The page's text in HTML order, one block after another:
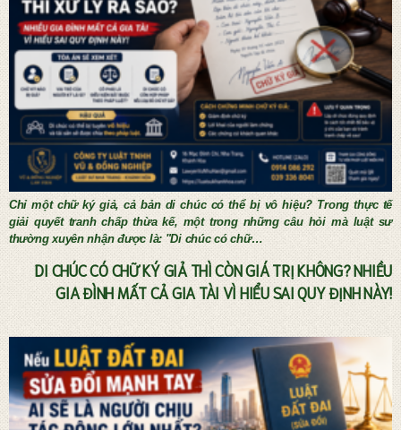
THỦ TỤC KẾT HÔN NƯỚC NGOÀI
Chỉ một chữ ký giả, cả bản di chúc có thể bị vô hiệu? Trong thực tế
giải quyết tranh chấp thừa kế, một trong những câu hỏi mà luật sư
thường xuyên nhận được là: "Di chúc có chữ…
DI CHÚC CÓ CHỮ KÝ GIẢ THÌ CÒN GIÁ TRỊ KHÔNG? NHIỀU
GIA ĐÌNH MẤT CẢ GIA TÀI VÌ HIỂU SAI QUY ĐỊNH NÀY!